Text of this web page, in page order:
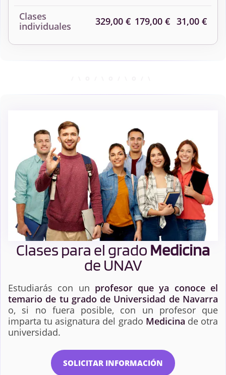
Clases
individuales
329,00 € 179,00 € 31,00 €
Clases para el grado Medicina
de UNAV
Estudiarás con un profesor que ya conoce el
temario de tu grado de Universidad de Navarra
o, si no fuera posible, con un profesor que
imparta tu asignatura del grado Medicina de otra
universidad.
SOLICITAR INFORMACIÓN